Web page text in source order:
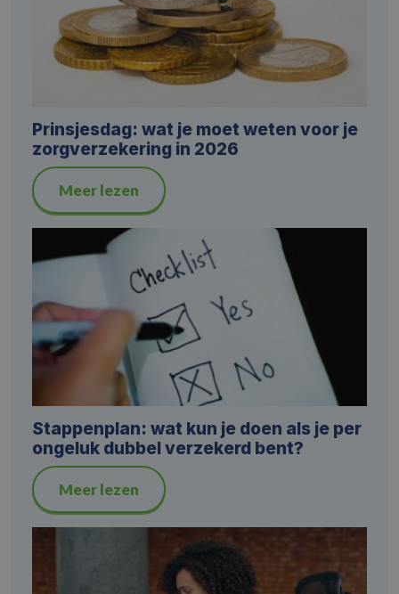
Prinsjesdag: wat je moet weten voor je
zorgverzekering in 2026
Meer lezen
Stappenplan: wat kun je doen als je per
ongeluk dubbel verzekerd bent?
Meer lezen